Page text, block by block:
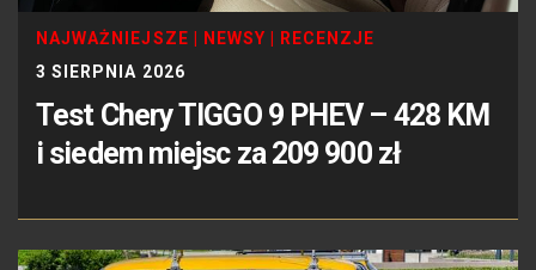
NAJWAŻNIEJSZE NEWSY
RECENZJE
3 SIERPNIA 2026
Test Chery TIGGO 9 PHEV – 428 KM
i siedem miejsc za 209 900 zł